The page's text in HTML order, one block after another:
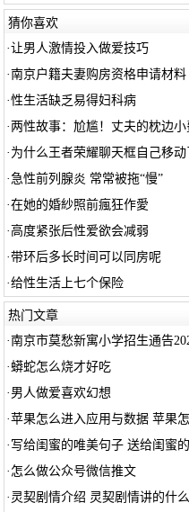
猜你喜欢
·让男人激情投入做爱技巧
·南京户籍夫妻购房资格申请材料
·性生活缺乏易得妇科病
· 两性故事：尬尴！丈夫的枕边小
· 为什么王者荣耀聊天框自己移动
· 急性前列腺炎 常常被拖“慢”
·在她的婚紗照前瘋狂作愛
· 高度紧张后性爱欲会减弱
·带环后多长时间可以同房呢
·给性生活上七个保险
热门文章
·南京市莫愁新寓小学招生通告
· 蟒蛇怎么烧才好吃
· 男人做爱喜欢幻想
·苹果怎么进入应用与数据 苹果
· 写给闺蜜的唯美句子 送给闺蜜
· 怎么做公众号微信推文
· 灵契剧情介绍 灵契剧情讲的什么